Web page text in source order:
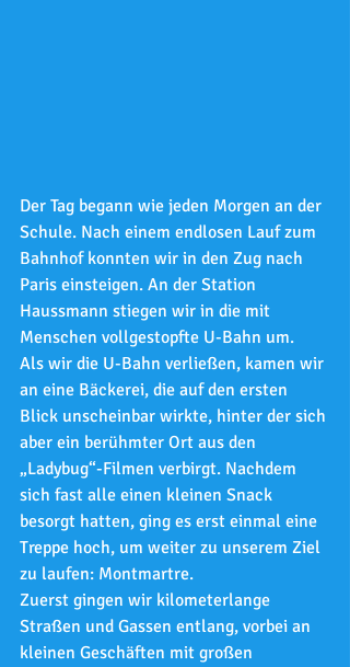
Der Tag begann wie jeden Morgen an der
Schule. Nach einem endlosen Lauf zum
Bahnhof konnten wir in den Zug nach
Paris einsteigen. An der Station
Haussmann stiegen wir in die mit
Menschen vollgestopfte U-Bahn um.
Als wir die U-Bahn verließen, kamen wir
an eine Bäckerei, die auf den ersten
Blick unscheinbar wirkte, hinter der sich
aber ein berühmter Ort aus den
„Ladybug“-Filmen verbirgt. Nachdem
sich fast alle einen kleinen Snack
besorgt hatten, ging es erst einmal eine
Treppe hoch, um weiter zu unserem Ziel
zu laufen: Montmartre.
Zuerst gingen wir kilometerlange
Straßen und Gassen entlang, vorbei an
kleinen Geschäften mit großen